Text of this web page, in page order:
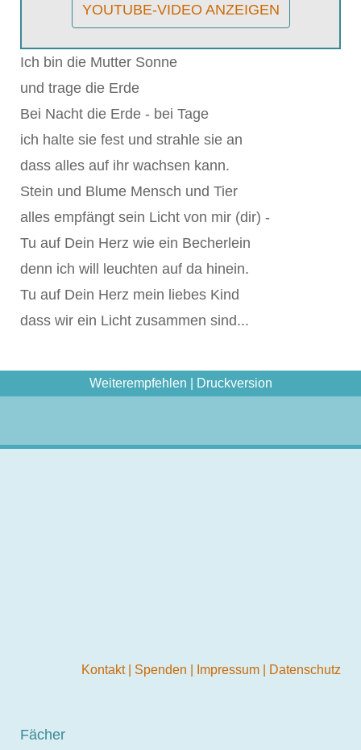
YOUTUBE-VIDEO ANZEIGEN
Ich bin die Mutter Sonne
und trage die Erde
Bei Nacht die Erde - bei Tage
ich halte sie fest und strahle sie an
dass alles auf ihr wachsen kann.
Stein und Blume Mensch und Tier
alles empfängt sein Licht von mir (dir) -
Tu auf Dein Herz wie ein Becherlein
denn ich will leuchten auf da hinein.
Tu auf Dein Herz mein liebes Kind
dass wir ein Licht zusammen sind...
Weiterempfehlen Druckversion
Kontakt Spenden Impressum Datenschutz
Fächer